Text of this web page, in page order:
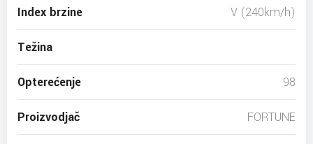
Index brzine V (240km/h)
Težina
Opterećenje 98
Proizvodjač FORTUNE